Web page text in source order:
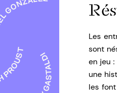
Les
sont
en jeu
une
les